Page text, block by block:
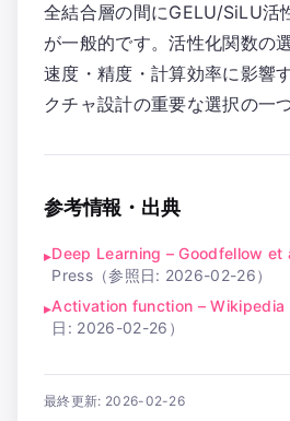
全結合層の間にGELU/SiLU活
が一般的です。活性化関数の
速度・精度・計算効率に影響
クチャ設計の重要な選択の一つ
参考情報・出典
▸Deep Learning – Goodfellow et
Press（参照日: 2026-02-26）
▸Activation function – Wikipedia
日: 2026-02-26 ）
最終更新: 2026-02-26